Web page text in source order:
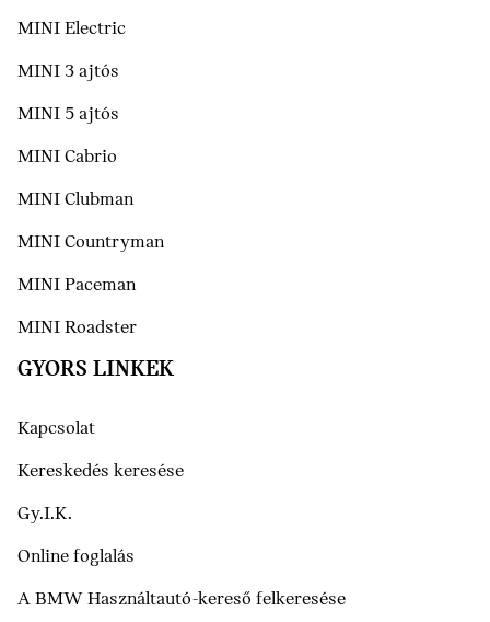
MINI Electric
MINI 3 ajtós
MINI 5 ajtós
MINI Cabrio
MINI Clubman
MINI Countryman
MINI Paceman
MINI Roadster
GYORS LINKEK
Kapcsolat
Kereskedés keresése
Gy.I.K.
Online foglalás
A BMW Használtautó-kereső felkeresése